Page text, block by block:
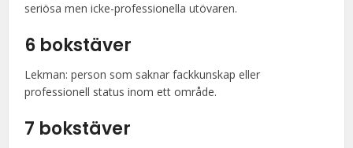
seriösa men icke-professionella utövaren.
6 bokstäver
Lekman: person som saknar fackkunskap eller
professionell status inom ett område.
7 bokstäver